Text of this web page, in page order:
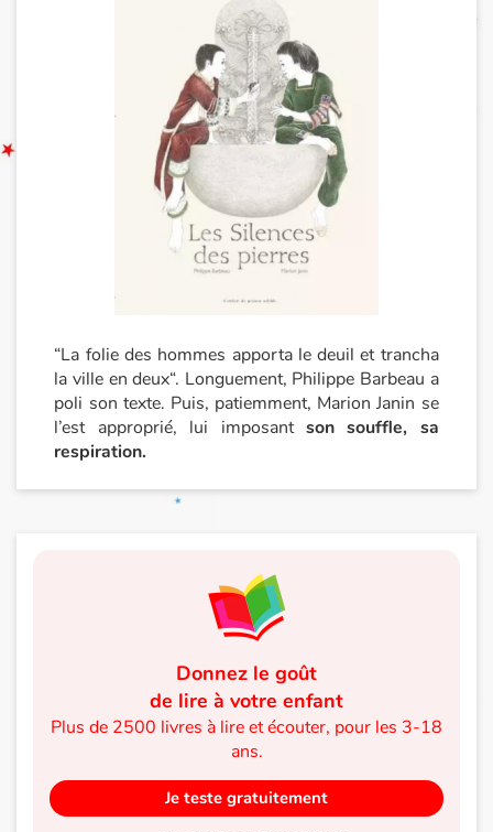
“La folie des hommes apporta le deuil et trancha
la ville en deux“. Longuement, Philippe Barbeau a
poli son texte. Puis, patiemment, Marion Janin se
l’est approprié, lui imposant son souffle, sa
respiration.
Donnez le goût
de lire à votre enfant
Plus de 2500 livres à lire et écouter, pour les 3-18
ans.
Je teste gratuitement